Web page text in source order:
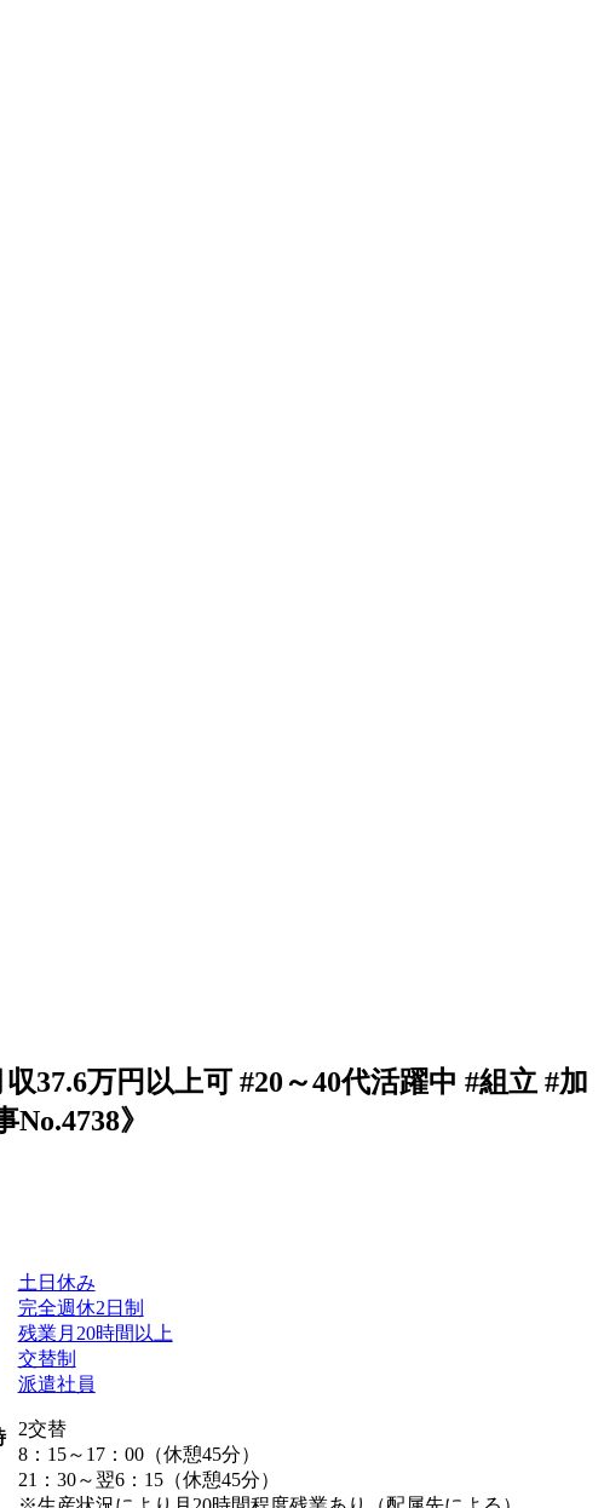
37.6万円以上可 #20～40代活躍中 #組立 #加
》
土日休み
完全週休2日制
残業月20時間以上
交替制
派遣社員
2交替
8：15～17：00（休憩45分）
21：30～翌6：15（休憩45分）